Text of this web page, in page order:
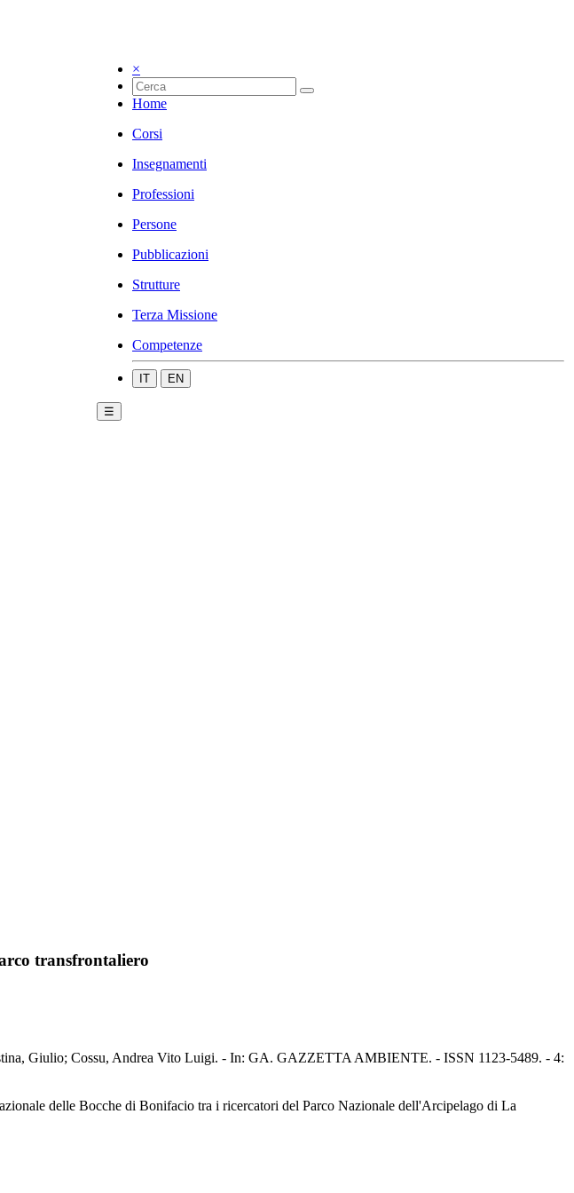
×
Home
Corsi
Insegnamenti
Professioni
Persone
Pubblicazioni
Strutture
Terza Missione
Competenze
IT EN
☰
transfrontaliero
Giulio; Cossu, Andrea Vito Luigi. - In: GA. GAZZETTA AMBIENTE. - ISSN 1123-5489. - 4:
delle Bocche di Bonifacio tra i ricercatori del Parco Nazionale dell'Arcipelago di La